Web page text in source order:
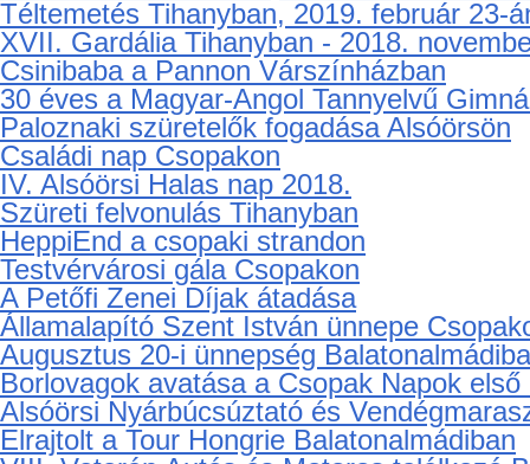
IV. Kolbászgyúró Mulatság Tihanyban
Asszonyfarsang Csopakon, 2019.
Balatonalmádiban máglyára küldték a
én
Téltemetés Alsóörsön, 2019. február 23-
Téltemetés Tihanyban, 2019. február 23-
XVII. Gardália Tihanyban - 2018.
Csinibaba a Pannon Várszínházban
30 éves a Magyar-Angol Tannyelvű
Paloznaki szüretelők fogadása Alsóörsön
Családi nap Csopakon
IV. Alsóörsi Halas nap 2018.
Szüreti felvonulás Tihanyban
HeppiEnd a csopaki strandon
Testvérvárosi gála Csopakon
A Petőfi Zenei Díjak átadása